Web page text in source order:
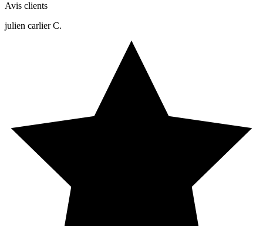
Avis clients
julien carlier C.